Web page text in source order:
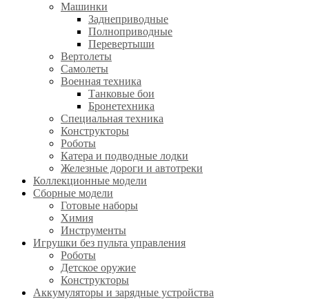
Машинки
Заднеприводные
Полноприводные
Перевертыши
Вертолеты
Самолеты
Военная техника
Танковые бои
Бронетехника
Специальная техника
Конструкторы
Роботы
Катера и подводные лодки
Железные дороги и автотреки
Коллекционные модели
Сборные модели
Готовые наборы
Химия
Инструменты
Игрушки без пульта управления
Роботы
Детское оружие
Конструкторы
Аккумуляторы и зарядные устройства